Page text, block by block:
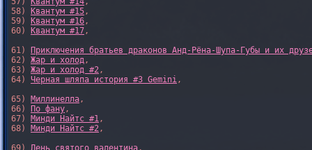
58)
Квантум #15,
59)
Квантум #16,
60)
Квантум #17,
61)
Приключения братьев драконов Анд-Рёна-Шупа-Губы и их
62) Жар и холод,
63) Жар и холод #2,
64) Черная шляпа история #3 Gemini,
65) Миллинелла,
66)
По фану,
67) Минди Найтс #1,
68) Минди Найтс #2,
69) День святого валентина ,